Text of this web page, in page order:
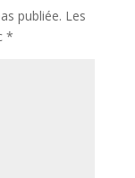
publiée. Les
*